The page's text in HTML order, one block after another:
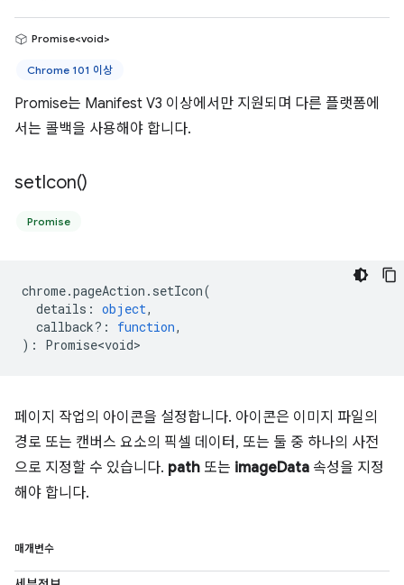
Promise<void>
Chrome 101 이상
Promise는 Manifest V3 이상에서만 지원되며 다른 플랫폼에
서는 콜백을 사용해야 합니다.
setIcon()
Promise
chrome.pageAction . setIcon(
details : object,
callback? : function,
) : Promise<void>
페이지 작업의 아이콘을 설정합니다. 아이콘은 이미지 파일의
경로 또는 캔버스 요소의 픽셀 데이터, 또는 둘 중 하나의 사전
으로 지정할 수 있습니다. path 또는 imageData 속성을 지정
해야 합니다.
매개변수